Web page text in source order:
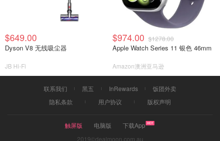
$649.00
Dyson V8 无线吸尘器
JB Hi-Fi
$974.00 $1278.00
Apple Watch Series 11 银色 46mm
Amazon澳洲亚马逊
联系我们 黑五 InRewards
饭团外卖
隐私条款
用户协议 版权声明
触屏版 电脑版
下载App
2019©dealmoon.com.au